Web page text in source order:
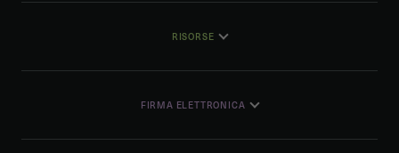
RISORSE
FIRMA ELETTRONICA